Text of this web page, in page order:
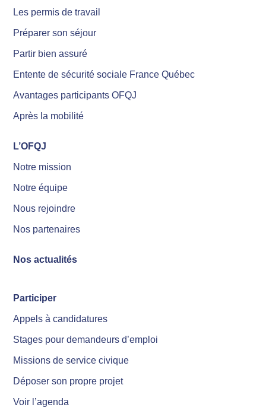
Les permis de travail
Préparer son séjour
Partir bien assuré
Entente de sécurité sociale France Québec
Avantages participants OFQJ
Après la mobilité
L’OFQJ
Notre mission
Notre équipe
Nous rejoindre
Nos partenaires
Nos actualités
Participer
Appels à candidatures
Stages pour demandeurs d’emploi
Missions de service civique
Déposer son propre projet
Voir l’agenda